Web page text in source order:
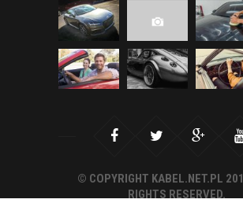
© COPYRIGHT KABEL.NET.PL
RIGHTS RESERVED.